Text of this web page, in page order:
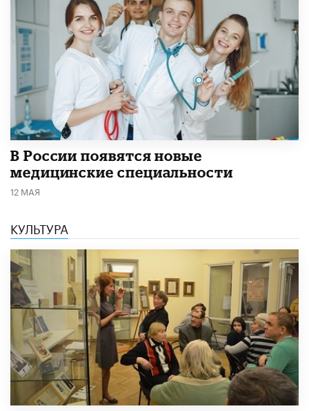
В России появятся новые
медицинские специальности
12 МАЯ
КУЛЬТУРА